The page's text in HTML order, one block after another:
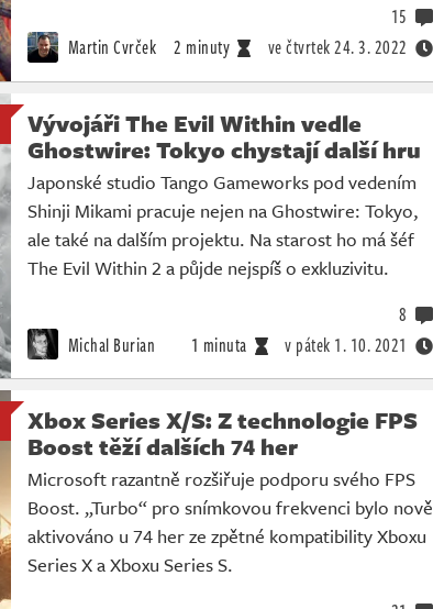
Martin Cvrček 2 minuty ve čtvrtek24. 3. 2022
15
Vývojáři The Evil Within vedle
Ghostwire: Tokyo chystají další hru
Japonské studio Tango Gameworks pod vedením
Shinji Mikami pracuje nejen na Ghostwire: Tokyo,
ale také na dalším projektu. Na starost ho má šéf
The Evil Within 2 a půjde nejspíš o exkluzivitu.
Michal Burian 1 minuta v pátek 1. 10. 2021
8
Xbox Series X/S: Z technologie FPS
Boost těží dalších 74 her
Microsoft razantně rozšiřuje podporu svého FPS
Boost. „Turbo“ pro snímkovou frekvenci bylo nově
aktivováno u 74 her ze zpětné kompatibility Xboxu
Series X a Xboxu Series S.